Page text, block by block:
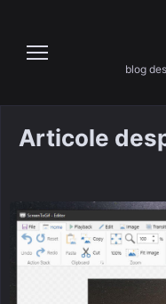
content
blog
Articole